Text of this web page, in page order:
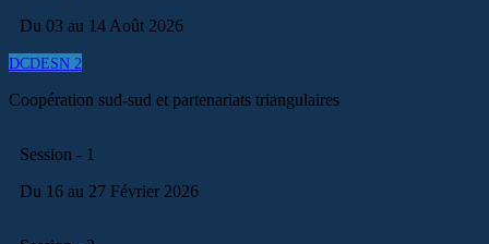
Du 03 au 14 Août 2026
DCDESN 2
Coopération sud-sud et partenariats triangulaires
Session - 1
Du 16 au 27 Février 2026